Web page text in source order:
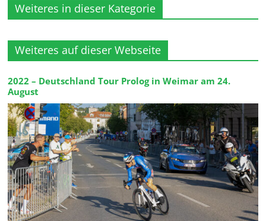
Weiteres in dieser Kategorie
Weiteres auf dieser Webseite
2022 – Deutschland Tour Prolog in Weimar am 24.
August